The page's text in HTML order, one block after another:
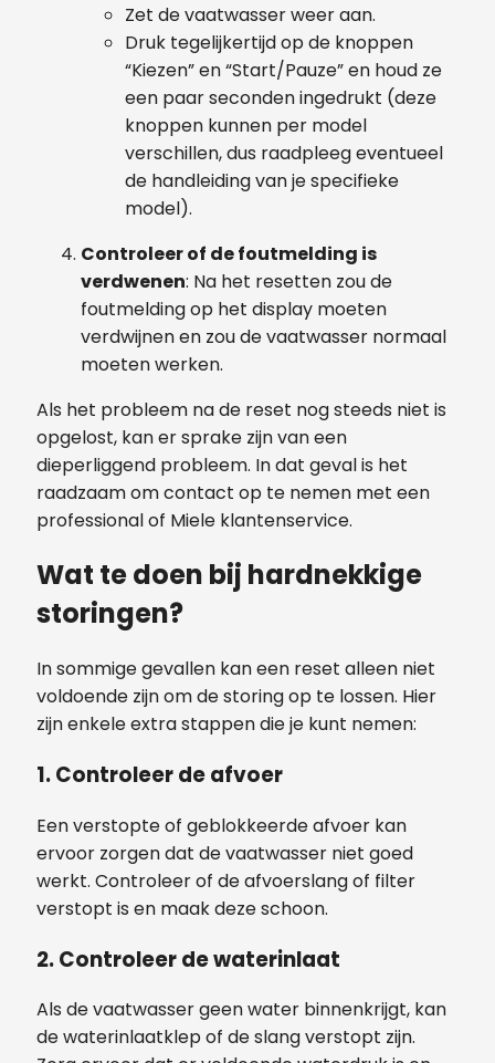
Zet de vaatwasser weer aan.
Druk tegelijkertijd op de knoppen
“Kiezen” en “Start/Pauze” en houd ze
een paar seconden ingedrukt (deze
knoppen kunnen per model
verschillen, dus raadpleeg eventueel
de handleiding van je specifieke
model).
Controleer of de foutmelding is
verdwenen: Na het resetten zou de
foutmelding op het display moeten
verdwijnen en zou de vaatwasser normaal
moeten werken.
Als het probleem na de reset nog steeds niet is
opgelost, kan er sprake zijn van een
dieperliggend probleem. In dat geval is het
raadzaam om contact op te nemen met een
professional of Miele klantenservice.
Wat te doen bij hardnekkige
storingen?
In sommige gevallen kan een reset alleen niet
voldoende zijn om de storing op te lossen. Hier
zijn enkele extra stappen die je kunt nemen:
1. Controleer de afvoer
Een verstopte of geblokkeerde afvoer kan
ervoor zorgen dat de vaatwasser niet goed
werkt. Controleer of de afvoerslang of filter
verstopt is en maak deze schoon.
2. Controleer de waterinlaat
Als de vaatwasser geen water binnenkrijgt, kan
de waterinlaatklep of de slang verstopt zijn.